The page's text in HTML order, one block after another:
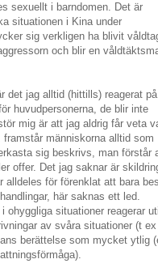
sexuellt i barndomen. Det är
situationen i Kina under
sig verkligen ha blivit
och blir en
det jag alltid (hittills) reagerat
huvudpersonerna, de blir inte
mig är att jag aldrig får veta
människorna alltid som
sig beskrivs, man förstår
offer. Det jag saknar är
alldeles för förenklat att bara
här saknas ett led.
ohyggliga situationer reagerar
av svåra situationer (t ex
berättelse som mycket ytlig